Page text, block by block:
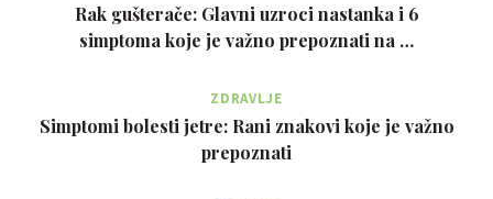
Rak gušterače: Glavni uzroci nastanka i 6
simptoma koje je važno prepoznati na …
ZDRAVLJE
Simptomi bolesti jetre: Rani znakovi koje je važno
prepoznati